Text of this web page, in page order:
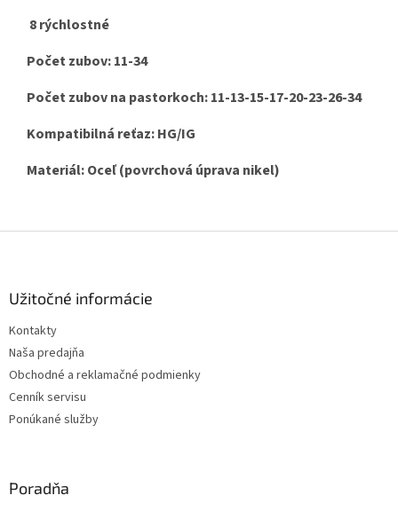
8 rýchlostné
Počet zubov: 11-34
Počet zubov na pastorkoch: 11-13-15-17-20-23-26-34
Kompatibilná reťaz: HG/IG
Materiál: Oceľ (povrchová úprava nikel)
Užitočné informácie
Kontakty
Naša predajňa
Obchodné a reklamačné podmienky
Cenník servisu
Ponúkané služby
Poradňa